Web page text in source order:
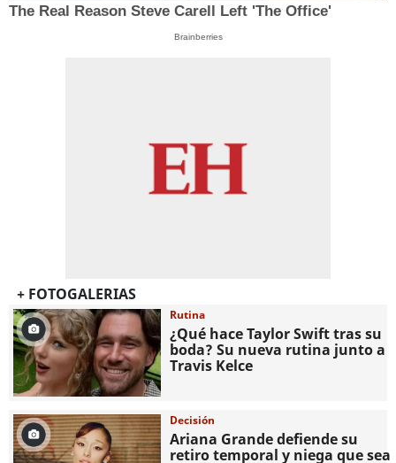
The Real Reason Steve Carell Left 'The Office'
Brainberries
+ FOTOGALERIAS
Rutina
¿Qué hace Taylor Swift tras su
boda? Su nueva rutina junto a
Travis Kelce
Decisión
Ariana Grande defiende su
retiro temporal y niega que sea